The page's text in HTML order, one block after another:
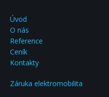
Úvod
O nás
Reference
Ceník
Kontakty
Záruka elektromobilita